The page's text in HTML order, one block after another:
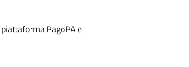
PagoPA e